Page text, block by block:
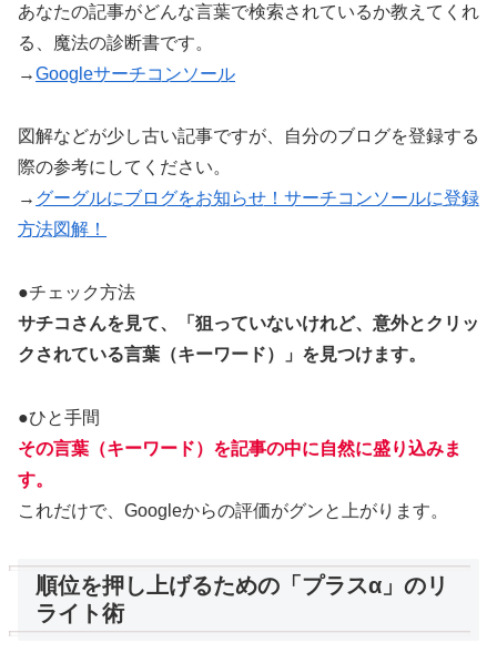
あなたの記事がどんな言葉で検索されているか教えてくれ
る、魔法の診断書です。
→Googleサーチコンソール
図解などが少し古い記事ですが、自分のブログを登録する
際の参考にしてください。
→ グーグルにブログをお知らせ！サーチコンソールに登録
方法図解！
●チェック方法
サチコさんを見て、「狙っていないけれど、意外とクリッ
クされている言葉（キーワード）」を見つけます。
●ひと手間
その言葉（キーワード）を記事の中に自然に盛り込みま
す。
これだけで、Googleからの評価がグンと上がります。
順位を押し上げるための「プラスα」のリ
ライト術